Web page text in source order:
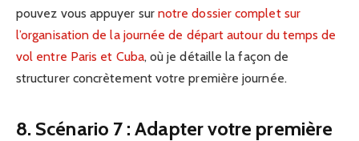
pouvez vous appuyer sur notre dossier complet sur
l’organisation de la journée de départ autour du temps de
vol entre Paris et Cuba, où je détaille la façon de
structurer concrètement votre première journée.
8. Scénario 7 : Adapter votre première